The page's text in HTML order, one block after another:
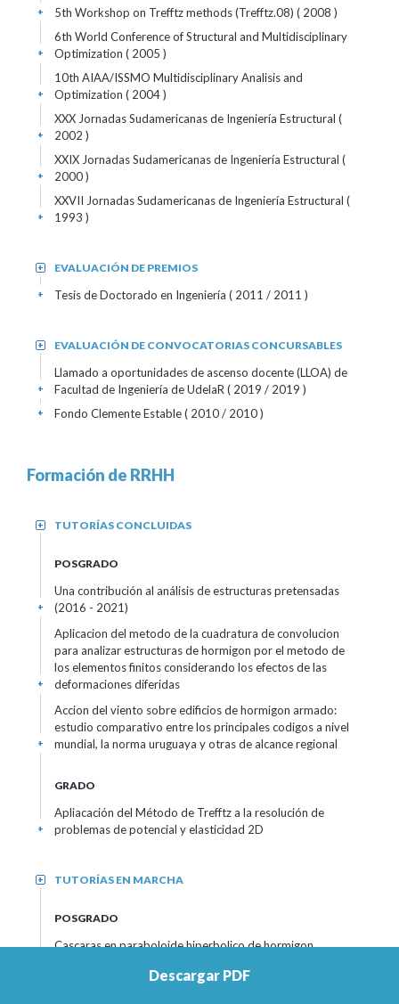
5th Workshop on Trefftz methods (Trefftz.08) ( 2008 )
+
6th World Conference of Structural and Multidisciplinary
Optimization ( 2005 )
+
10th AIAA/ISSMO Multidisciplinary Analisis and
Optimization ( 2004 )
+
XXX Jornadas Sudamericanas de Ingeniería Estructural (
2002 )
+
XXIX Jornadas Sudamericanas de Ingeniería Estructural (
2000 )
+
XXVII Jornadas Sudamericanas de Ingeniería Estructural (
1993 )
+
EVALUACIÓN DE PREMIOS
+
Tesis de Doctorado en Ingeniería ( 2011 / 2011 )
+
EVALUACIÓN DE CONVOCATORIAS CONCURSABLES
+
Llamado a oportunidades de ascenso docente (LLOA) de
Facultad de Ingeniería de UdelaR ( 2019 / 2019 )
+
Fondo Clemente Estable( 2010 / 2010 )
+
Formación de RRHH
TUTORÍAS CONCLUIDAS
+
POSGRADO
Una contribución al análisis de estructuras pretensadas
(2016 - 2021)
+
Aplicacion del metodo de la cuadratura de convolucion
para analizar estructuras de hormigon por el metodo de
los elementos finitos considerando los efectos de las
deformaciones diferidas
+
Accion del viento sobre edificios de hormigon armado:
estudio comparativo entre los principales codigos a nivel
mundial, la norma uruguaya y otras de alcance regional
+
GRADO
Apliacación del Método de Trefftz a la resolución de
problemas de potencial y elasticidad 2D
+
TUTORÍAS EN MARCHA
+
POSGRADO
Cascaras en paraboloide hiperbolico de hormigon
Diseño sísmico por desempeño para edificaciones
Descargar PDF